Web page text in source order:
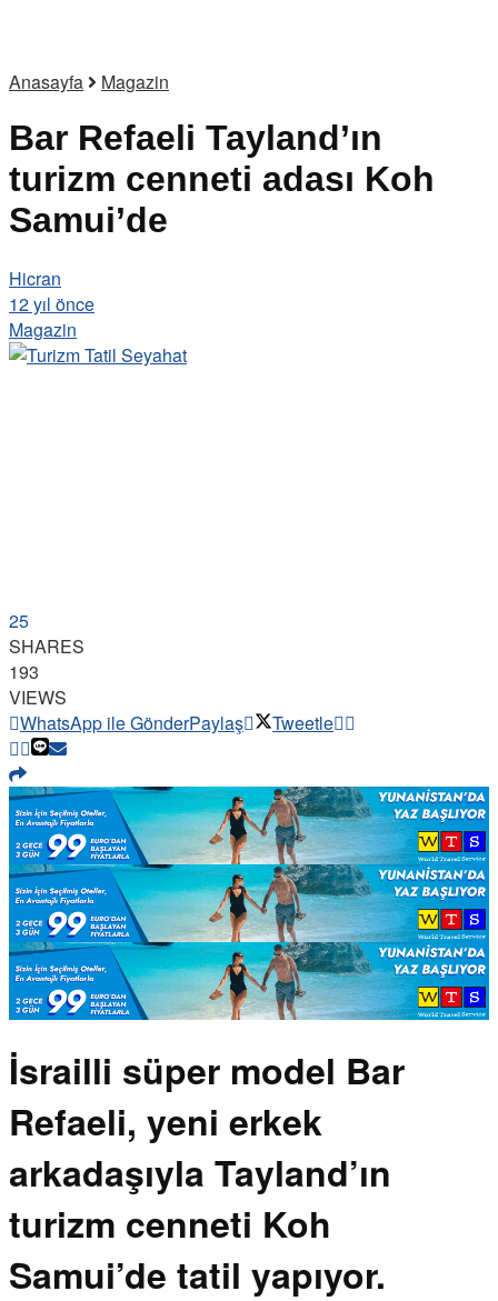
Anasayfa Magazin
Bar Refaeli Tayland’ın
turizm cenneti adası Koh
Samui’de
Hicran
12 yıl önce
Magazin
25
SHARES
193
VIEWS
WhatsApp ile GönderPaylaş Tweetle
İsrailli süper model Bar
Refaeli, yeni erkek
arkadaşıyla Tayland’ın
turizm cenneti Koh
Samui’de tatil yapıyor.